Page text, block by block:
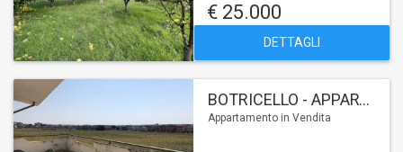
€ 25.000
DETTAGLI
BOTRICELLO - APPARTAMENTO
Appartamento in Vendita